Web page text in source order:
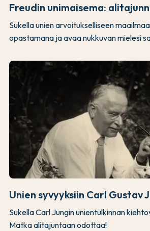
Freudin unimaisema:
Sukella unien arvoitukselliseen
opastamana ja avaa nukkuvan mielesi
Unien syvyyksiin Carl Gustav
Sukella Carl Jungin unientulkinnan
Matka alitajuntaan odottaa!